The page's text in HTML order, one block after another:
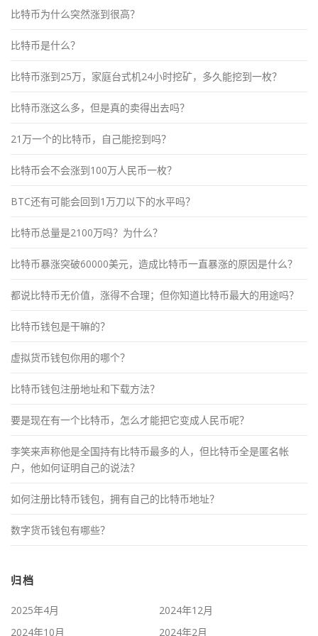
比特币为什么突然涨到很高？
比特币是什么？
比特币涨到25万，家庭台式机24小时挖矿，多久能挖到一枚？
比特币涨这么多，但是真的卖得出去吗？
21万一个的比特币，自己能挖到吗？
比特币会不会涨到100万人民币一枚？
BTC还有可能会回到1万刀以下的水平吗？
比特币总量是2100万吗？为什么？
比特币暴涨突破60000美元，造成比特币一直暴涨的原因是什么？
都说比特币无价值，涨得不合理；但你知道比特币最大的用途吗？
比特币钱包是干嘛的？
虚拟货币钱包你用的哪个？
比特币钱包注册地址和下载方法？
要是现在有一个比特币，怎么才能把它变成人民币呢？
李笑来声称他是全国持有比特币最多的人，但比特币全是匿名帐
户，他如何证明自己的说法？
如何注册比特币钱包，拥有自己的比特币地址？
数字货币钱包有哪些？
归档
2025年4月
2024年12月
2024年10月
2024年2月